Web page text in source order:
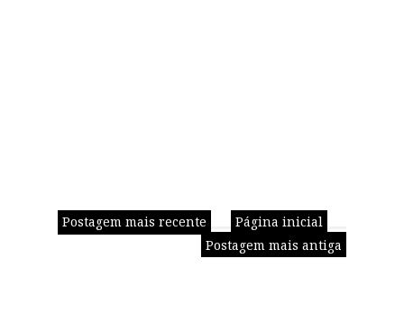
Postagem mais recente
Postagem mais antiga
Página inicial